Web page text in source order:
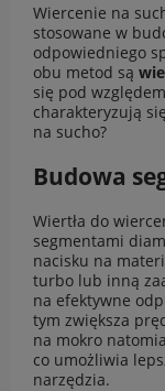
Wiercenie na
stosowane w
odpowiedniego
obu metod są
się pod
charakteryzują
na sucho?
Budowa
Wiertła do
segmentami
nacisku na
turbo lub inną
na efektywne
tym zwiększa
na mokro
co umożliwia
narzędzia.